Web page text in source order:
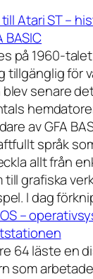
Atari ST –
BASIC
på 1960-
tillgänglig för
senare
av GFA
språk
allt från
till grafiska
I dag
–
64 läste en
som